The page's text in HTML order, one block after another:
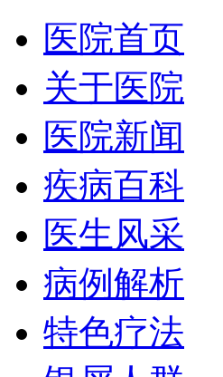
医院首页
关于医院
医院新闻
疾病百科
医生风采
病例解析
特色疗法